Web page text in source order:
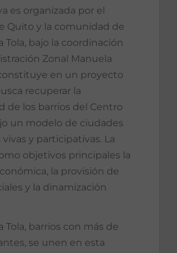
es organizada por el
Quito y la comunidad de
Tola, bajo la coordinación
Zonal Manuela
en un proyecto
recuperar la
de los barrios del Centro
un modelo de ciudades
y participativas. La
objetivos principales la
la provisión de
y la dinamización
Tola, barrios con más de
se unen en esta